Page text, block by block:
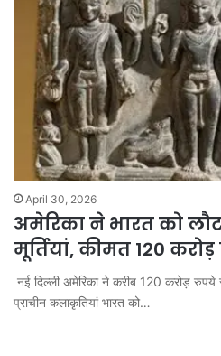
April 30, 2026
अमेरिका ने भारत को
मूर्तियां, कीमत 120
नई दिल्ली अमेरिका ने करीब 120 करोड़
प्राचीन कलाकृतियां भारत को…